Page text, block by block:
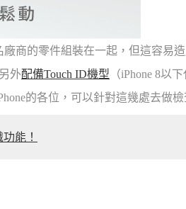
廠商的零件組裝在一起，但這容易
外配備Touch ID機型 （iPhone 8以下
的各位，可以針對這幾處去做檢
能！